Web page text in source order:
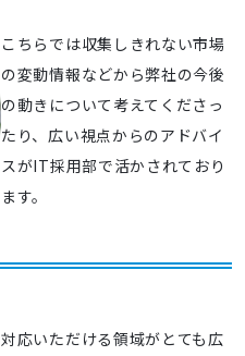
こちらでは収集しきれない市場
の変動情報などから弊社の今後
の動きについて考えてくださっ
たり、広い視点からのアドバイ
スがIT採用部で活かされており
ます。
対応いただける領域がとても広